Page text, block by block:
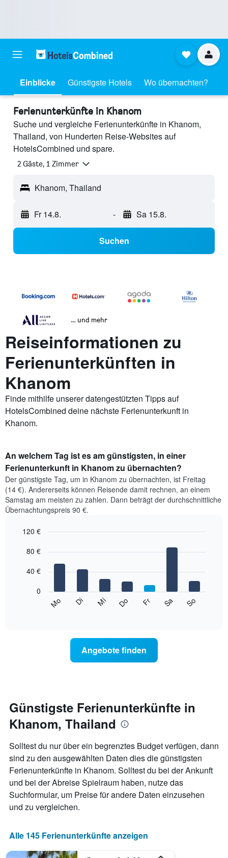
Einblicke Günstigste Hotels Wo übernachten?
Ferienunterkünfte in Khanom
Suche und vergleiche Ferienunterkünfte in Khanom,
Thailand, von Hunderten Reise-Websites auf
HotelsCombined und spare.
2 Gäste, 1 Zimmer
Khanom, Thailand
Fr 14.8. - Sa 15.8.
Suchen
… und mehr
Reiseinformationen zu
Ferienunterkünften in
Khanom
Finde mithilfe unserer datengestützten Tipps auf
HotelsCombined deine nächste Ferienunterkunft in
Khanom.
An welchem Tag ist es am günstigsten, in einer
Ferienunterkunft in Khanom zu übernachten?
Der günstigste Tag, um in Khanom zu übernachten, ist Freitag
(14 €). Andererseits können Reisende damit rechnen, an einem
Samstag am meisten zu zahlen. Dann beträgt der durchschnittliche
Übernachtungspreis 90 €.
chart
bars.
durchschnittlichen
jeweiligen
Wochentag.
Das
Diagramm
1
X-
Achse,
die
die
Wochentage
anzeigt.
hat
graphic.
Mo Di Mi Do Fr Sa So
0
40 €
80 €
120 €
Angebote finden
Günstigste Ferienunterkünfte in
Khanom, Thailand
Solltest du nur über ein begrenztes Budget verfügen, dann
sind zu den ausgewählten Daten dies die günstigsten
Ferienunterkünfte in Khanom. Solltest du bei der Ankunft
und bei der Abreise Spielraum haben, nutze das
Suchformular, um Preise für andere Daten einzusehen
und zu vergleichen.
Alle 145 Ferienunterkünfte anzeigen